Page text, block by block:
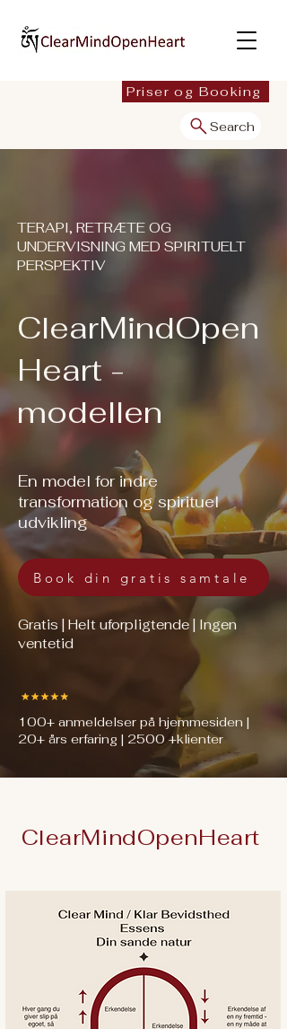
Search
Priser og Booking
TERAPI, RETRÆTE OG
UNDERVISNING MED SPIRITUELT
PERSPEKTIV
ClearMindOpen
Heart -
modellen
En model for indre
transformation og spirituel
udvikling
Book din gratis samtale
Gratis | Helt uforpligtende | Ingen
ventetid
100+ anmeldelser på hjemmesiden |
20+ års erfaring | 2500 +klienter
ClearMindOpenHeart